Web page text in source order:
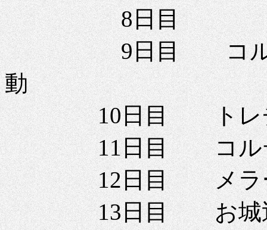
8日目
9日目 コルティ
動
10日目 トレチ
11日目 コルテ
12日目 メラー
13日目 お城